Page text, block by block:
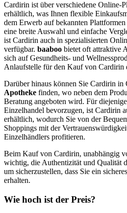
Cardirin ist über verschiedene Online-
erhältlich, was Ihnen flexible
dem Erwerb auf bekannten
eine breite Auswahl und einfache
ist Cardirin auch in spezialisierten
verfügbar. baaboo bietet oft attraktive
sich auf Gesundheits- und
Anlaufstelle für den Kauf von Cardirin
Darüber hinaus können Sie Cardirin
Apotheke finden, wo neben dem
Beratung angeboten wird. Für
Einzelhandel bevorzugen, ist Cardirin
erhältlich, wodurch Sie von der
Shoppings mit der
Einzelhändlers profitieren.
Beim Kauf von Cardirin, unabhängig
wichtig, die Authentizität und Qualität
um sicherzustellen, dass Sie ein
erhalten.
Wie hoch ist der Preis?